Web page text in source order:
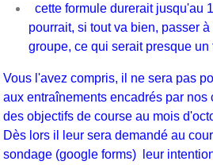
cette formule durerait jusqu'au
pourrait, si tout va bien, passer
groupe, ce qui serait presque
Vous l'avez compris, il ne sera pas
aux entraînements encadrés par nos
des objectifs de course au mois
Dès lors il leur sera demandé au
sondage (google forms) leur